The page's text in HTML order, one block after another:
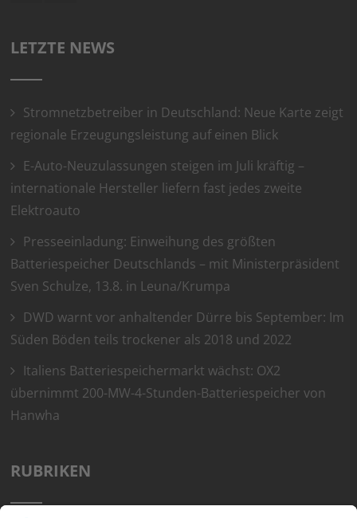
LETZTE NEWS
Stromnetzbetreiber in Deutschland: Neue Karte zeigt
regionale Erzeugungsleistung auf einen Blick
E-Auto-Neuzulassungen steigen im Juli kräftig –
internationale Hersteller liefern fast jedes zweite
Elektroauto
Presseeinladung: Einweihung des größten
Batteriespeicher Deutschlands – mit Ministerpräsident
Sven Schulze, 13.8. in Leuna/Krumpa
DWD warnt vor anhaltender Dürre bis September: Im
Süden Böden teils trockener als 2018 und 2022
Italiens Batteriespeichermarkt wächst: OX2
übernimmt 200-MW-4-Stunden-Batteriespeicher von
Hanwha
RUBRIKEN